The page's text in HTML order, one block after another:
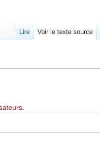
Lire Voir le texte source